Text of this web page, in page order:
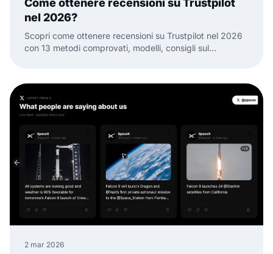
Come ottenere recensioni su Trustpilot
nel 2026?
Scopri come ottenere recensioni su Trustpilot nel 2026
con 13 metodi comprovati, modelli, consigli sul
2 mar 2026